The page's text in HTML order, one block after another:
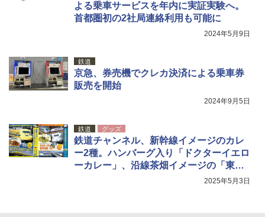
よる乗車サービスを年内に実証実験へ。
首都圏初の2社局連絡利用も可能に
2024年5月9日
鉄道
京急、券売機でクレカ決済による乗車券
販売を開始
2024年9月5日
鉄道 グッズ
鉄道チャンネル、新幹線イメージのカレ
ー2種。ハンバーグ入り「ドクターイエロ
ーカレー」、沿線茶畑イメージの「東海
2025年5月3日